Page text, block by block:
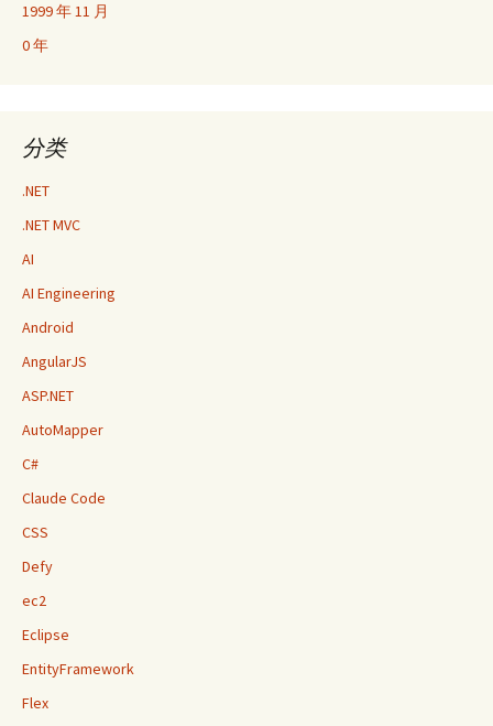
1999 年 11 月
0 年
分类
.NET
.NET MVC
AI
AI Engineering
Android
AngularJS
ASP.NET
AutoMapper
C#
Claude Code
CSS
Defy
ec2
Eclipse
EntityFramework
Flex